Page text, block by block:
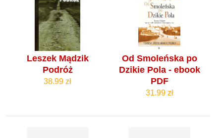
Leszek Mądzik
Podróż
38.99 zł
Od Smoleńska po
Dzikie Pola - ebook
PDF
31.99 zł